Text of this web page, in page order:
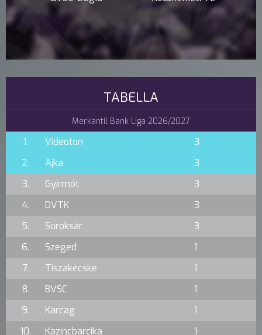
TABELLA
Merkantil Bank Liga 2026/2027
1. Videoton
3
2.
Ajka
3
3.
Gyirmót
3
4.
DVTK
3
5.
Soroksár
3
6.
Szeged
1
7.
Tiszakécske
1
8.
BVSC
1
9.
Karcag
1
10.
Kazincbarcika 1